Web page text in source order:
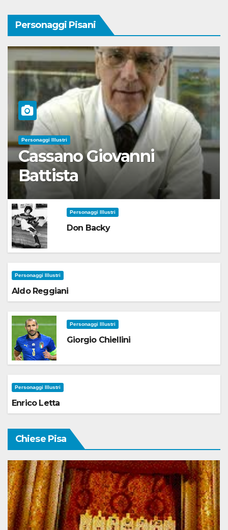
Personaggi Pisani
Personaggi Illustri
Cassano Giovanni
Battista
Personaggi Illustri
Don Backy
Personaggi Illustri
Aldo Reggiani
Personaggi Illustri
Giorgio Chiellini
Personaggi Illustri
Enrico Letta
Chiese Pisa